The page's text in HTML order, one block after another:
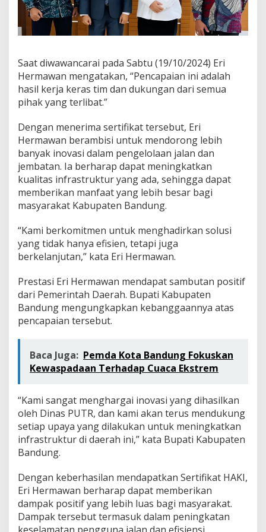
Saat diwawancarai pada Sabtu (19/10/2024) Eri
Hermawan mengatakan, “Pencapaian ini adalah
hasil kerja keras tim dan dukungan dari semua
pihak yang terlibat.”
Dengan menerima sertifikat tersebut, Eri
Hermawan berambisi untuk mendorong lebih
banyak inovasi dalam pengelolaan jalan dan
jembatan. Ia berharap dapat meningkatkan
kualitas infrastruktur yang ada, sehingga dapat
memberikan manfaat yang lebih besar bagi
masyarakat Kabupaten Bandung.
“Kami berkomitmen untuk menghadirkan solusi
yang tidak hanya efisien, tetapi juga
berkelanjutan,” kata Eri Hermawan.
Prestasi Eri Hermawan mendapat sambutan positif
dari Pemerintah Daerah. Bupati Kabupaten
Bandung mengungkapkan kebanggaannya atas
pencapaian tersebut.
Baca Juga: Pemda Kota Bandung Fokuskan
Kewaspadaan Terhadap Cuaca Ekstrem
“Kami sangat menghargai inovasi yang dihasilkan
oleh Dinas PUTR, dan kami akan terus mendukung
setiap upaya yang dilakukan untuk meningkatkan
infrastruktur di daerah ini,” kata Bupati Kabupaten
Bandung.
Dengan keberhasilan mendapatkan Sertifikat HAKI,
Eri Hermawan berharap dapat memberikan
dampak positif yang lebih luas bagi masyarakat.
Dampak tersebut termasuk dalam peningkatan